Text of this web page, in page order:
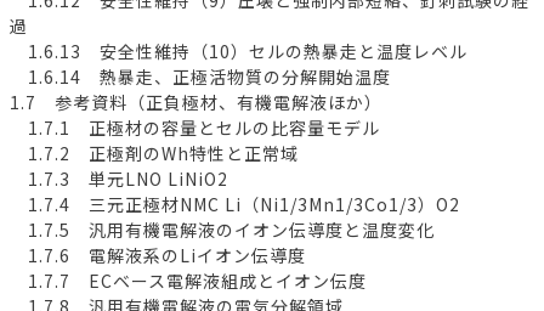
過
1.6.13 安全性維持（10）セルの熱暴走と温度レベル
1.6.14 熱暴走、正極活物質の分解開始温度
1.7 参考資料（正負極材、有機電解液ほか）
1.7.1 正極材の容量とセルの比容量モデル
1.7.2 正極剤のWh特性と正常域
1.7.3 単元LNO LiNiO2
1.7.4 三元正極材NMC Li（Ni1/3Mn1/3Co1/3）O2
1.7.5 汎用有機電解液のイオン伝導度と温度変化
1.7.6 電解液系のLiイオン伝導度
1.7.7 ECベース電解液組成とイオン伝度